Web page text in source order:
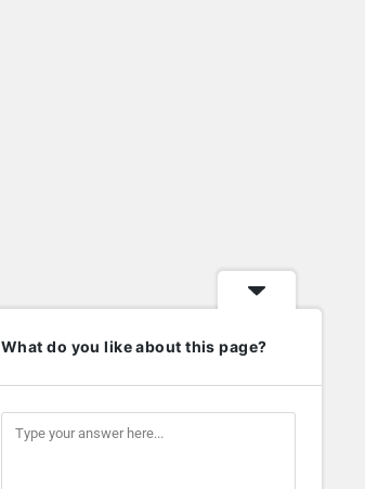
What do you like about this page?